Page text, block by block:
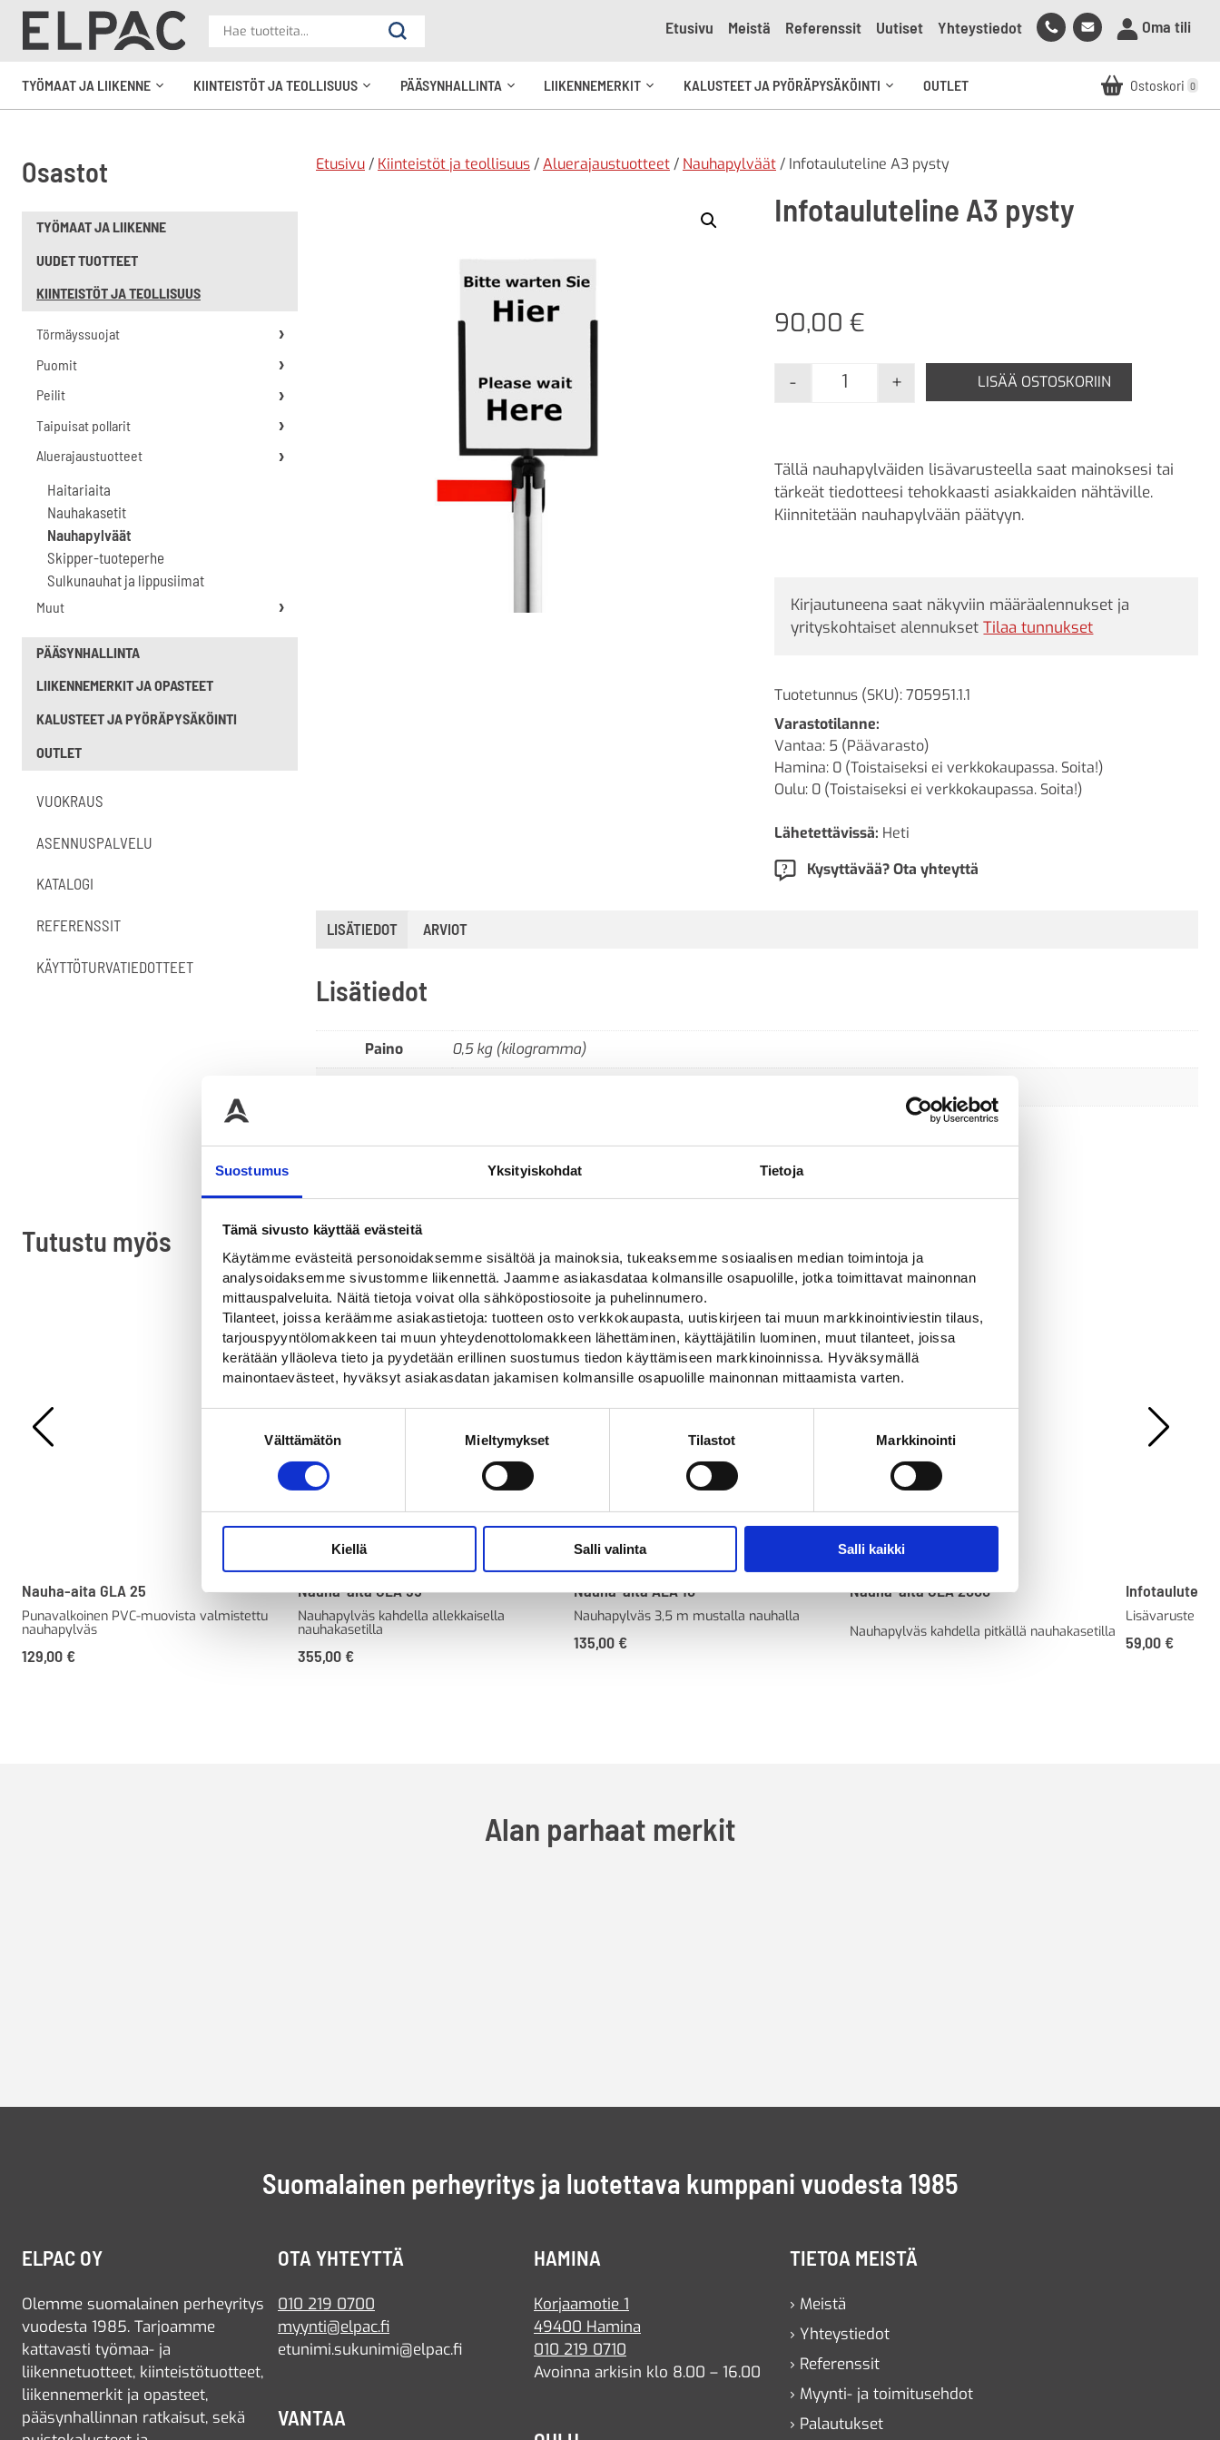
Suostumus Yksityiskohdat Tietoja
Tämä sivusto käyttää evästeitä
Käytämme evästeitä personoidaksemme sisältöä ja mainoksia, tukeaksemme sosiaalisen median toimintoja ja
analysoidaksemme sivustomme liikennettä. Jaamme asiakasdataa kolmansille osapuolille, jotka toimittavat mainonnan
mittauspalveluita. Näitä tietoja voivat olla sähköpostiosoite ja puhelinnumero.
Tilanteet, joissa keräämme asiakastietoja: tuotteen osto verkkokaupasta, uutiskirjeen tai muun markkinointiviestin tilaus,
tarjouspyyntölomakkeen tai muun yhteydenottolomakkeen lähettäminen, käyttäjätilin luominen, muut tilanteet, joissa
kerätään ylläoleva tieto ja pyydetään erillinen suostumus tiedon käyttämiseen markkinoinnissa. Hyväksymällä
mainontaevästeet, hyväksyt asiakasdatan jakamisen kolmansille osapuolille mainonnan mittaamista varten.
Välttämätön Mieltymykset Tilastot Markkinointi
Kiellä Salli valinta Salli kaikki
Hae
Hae
Etusivu Meistä Referenssit Uutiset Yhteystiedot
Soita
meille
Lähetä
meille
Oma tili
TYÖMAAT JA LIIKENNE
KIINTEISTÖT JA TEOLLISUUS
PÄÄSYNHALLINTA
LIIKENNEMERKIT
KALUSTEET JA PYÖRÄPYSÄKÖINTI
OUTLET Ostoskori 0
Osastot
TYÖMAAT JA LIIKENNE
UUDET TUOTTEET
KIINTEISTÖT JA TEOLLISUUS
Törmäyssuojat
Puomit
Peilit
Taipuisat pollarit
Aluerajaustuotteet
Haitariaita
Nauhakasetit
Nauhapylväät
Skipper-tuoteperhe
Sulkunauhat ja lippusiimat
Muut
PÄÄSYNHALLINTA
LIIKENNEMERKIT JA OPASTEET
KALUSTEET JA PYÖRÄPYSÄKÖINTI
OUTLET
VUOKRAUS
ASENNUSPALVELU
KATALOGI
REFERENSSIT
KÄYTTÖTURVATIEDOTTEET
Etusivu / Kiinteistöt ja teollisuus /Aluerajaustuotteet / Nauhapylväät / Infotauluteline A3 pysty
Infotauluteline A3 pysty
90,00€
Infotauluteline A3 pysty määrä
- + LISÄÄ OSTOSKORIIN
Tällä nauhapylväiden lisävarusteella saat mainoksesi tai
tärkeät tiedotteesi tehokkaasti asiakkaiden nähtäville.
Kiinnitetään nauhapylvään päätyyn.
Kirjautuneena saat näkyviin määräalennukset ja
yrityskohtaiset alennuksetTilaa tunnukset
Tuotetunnus (SKU): 705951.1.1
Varastotilanne:
Vantaa: 5 (Päävarasto)
Hamina: 0 (Toistaiseksi ei verkkokaupassa. Soita!)
Oulu: 0 (Toistaiseksi ei verkkokaupassa. Soita!)
Lähetettävissä: Heti
Kysyttävää? Ota yhteyttä
LISÄTIEDOT ARVIOT
Lisätiedot
Paino
0,5 kg (kilogramma)
Tutustu myös
Nauha-aita GLA 25
Punavalkoinen PVC-muovista valmistettu
nauhapylväs
129,00 €
Nauha-aita GLA 95
Nauhapylväs kahdella allekkaisella
nauhakasetilla
355,00 €
Nauha-aita ALA 10
Nauhapylväs 3,5 m mustalla nauhalla
135,00 €
Nauha-aita GLA 2000
Nauhapylväs kahdella pitkällä nauhakasetilla
Lisävaruste
59,00 €
Alan parhaat merkit
Suomalainen perheyritys ja luotettava kumppani vuodesta 1985
ELPAC OY
Olemme suomalainen perheyritys
vuodesta 1985. Tarjoamme
kattavasti työmaa- ja
liikennetuotteet, kiinteistötuotteet,
liikennemerkit ja opasteet,
pääsynhallinnan ratkaisut, sekä
OTA YHTEYTTÄ
010 219 0700
myynti@elpac.fi
etunimi.sukunimi@elpac.fi
VANTAA
HAMINA
Korjaamotie 1
49400 Hamina
010 219 0710
Avoinna arkisin klo 8.00 – 16.00
TIETOA MEISTÄ
› Meistä
› Yhteystiedot
› Referenssit
› Myynti- ja toimitusehdot
› Palautukset